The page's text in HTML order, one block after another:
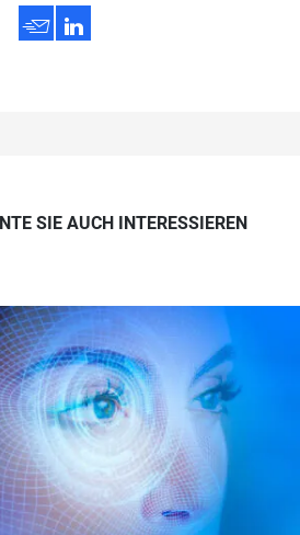
h 3
SIE AUCH INTERESSIEREN